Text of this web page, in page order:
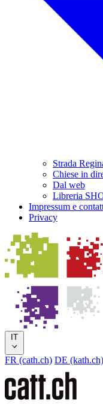
Strada
Chiese in
Dal web
Libreria
Impressum e
Privacy
IT
FR (cath.ch) DE (kath.ch)